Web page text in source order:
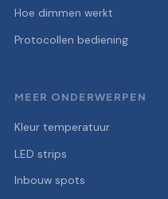
Hoe dimmen werkt
Protocollen bediening
MEER ONDERWERPEN
Kleur temperatuur
LED strips
Inbouw spots